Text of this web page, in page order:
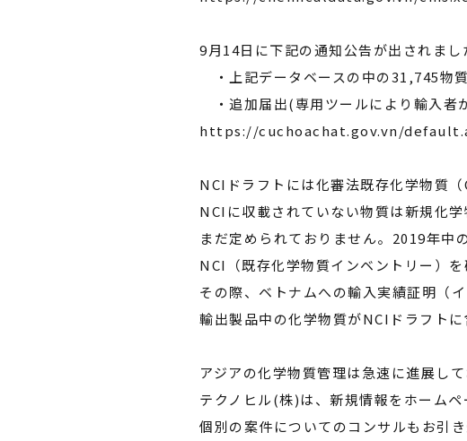
9月14日に下記の通知公告が出されまし
・上記データベースの中の31,745
・追加届出(専用ツールにより輸入者
https://cuchoachat.gov.vn/
NCIドラフトには化審法既存化学物質
NCIに収載されていない物質は新規化
まだ定められておりません。2019年中
NCI（既存化学物質インベントリー）
その際、ベトナムへの輸入実績証明（
輸出製品中の化学物質がNCIドラフト
アジアの化学物質管理は急速に進展し
テクノヒル(株)は、新規情報をホーム
個別の案件についてのコンサルもお引き